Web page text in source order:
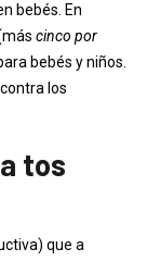
bebés. En
cinco por
bebés y niños.
los
tos
que a